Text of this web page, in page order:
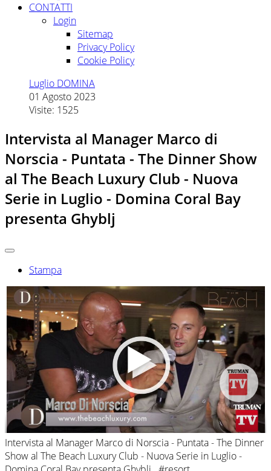
CONTATTI
Login
Sitemap
Privacy Policy
Cookie Policy
Luglio DOMINA
01 Agosto 2023
Visite: 1525
Intervista al Manager Marco di
Norscia - Puntata - The Dinner Show
al The Beach Luxury Club - Nuova
Serie in Luglio - Domina Coral Bay
presenta Ghyblj
Stampa
Intervista al Manager Marco di Norscia - Puntata - The Dinner
Show al The Beach Luxury Club - Nuova Serie in Luglio -